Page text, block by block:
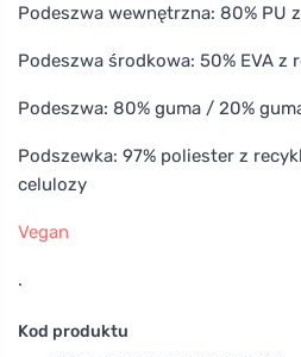
Podeszwa wewnętrzna: 80% PU
Podeszwa środkowa: 50% EVA z
Podeszwa: 80% guma / 20%
Podszewka: 97% poliester z
celulozy
Vegan
.
Kod produktu